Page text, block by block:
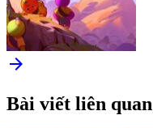
arrow_forward
Bài viết liên quan